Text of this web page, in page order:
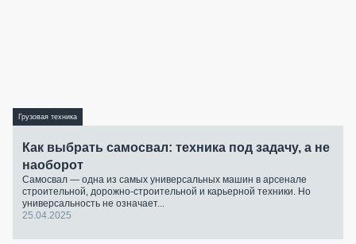
Грузовая техника
Как выбрать самосвал: техника под задачу, а не
наоборот
Самосвал — одна из самых универсальных машин в арсенале
строительной, дорожно-строительной и карьерной техники. Но
универсальность не означает...
25.04.2025